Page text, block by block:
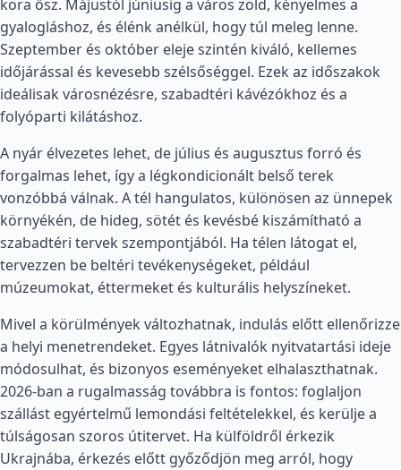
kora ősz. Májustól júniusig a város zöld, kényelmes a
gyalogláshoz, és élénk anélkül, hogy túl meleg lenne.
Szeptember és október eleje szintén kiváló, kellemes
időjárással és kevesebb szélsőséggel. Ezek az időszakok
ideálisak városnézésre, szabadtéri kávézókhoz és a
folyóparti kilátáshoz.
A nyár élvezetes lehet, de július és augusztus forró és
forgalmas lehet, így a légkondicionált belső terek
vonzóbbá válnak. A tél hangulatos, különösen az ünnepek
környékén, de hideg, sötét és kevésbé kiszámítható a
szabadtéri tervek szempontjából. Ha télen látogat el,
tervezzen be beltéri tevékenységeket, például
múzeumokat, éttermeket és kulturális helyszíneket.
Mivel a körülmények változhatnak, indulás előtt ellenőrizze
a helyi menetrendeket. Egyes látnivalók nyitvatartási ideje
módosulhat, és bizonyos eseményeket elhalaszthatnak.
2026-ban a rugalmasság továbbra is fontos: foglaljon
szállást egyértelmű lemondási feltételekkel, és kerülje a
túlságosan szoros útitervet. Ha külföldről érkezik
Ukrajnába, érkezés előtt győződjön meg arról, hogy